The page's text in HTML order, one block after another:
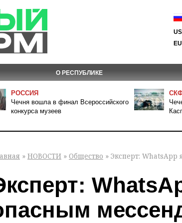
О РЕСПУБЛИКЕ
РОССИЯ
Чечня вошла в финал Всероссийского
конкурса музеев
» НОВОСТИ » Общество » Эксперт: